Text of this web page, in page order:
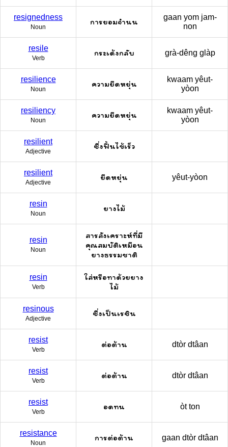
resignedness
Noun
การยอมจำนน
gaan yom jam-
non
resile
Verb
กระเด้งกลับ grà-dêng glàp
resilience
Noun
ความยืดหยุ่น
kwaam yêut-
yòon
resiliency
Noun
ความยืดหยุ่น
kwaam yêut-
yòon
resilient
Adjective
ซึ่งฟื้นไข้เร็ว
resilient
Adjective
ยืดหยุ่น yêut-yòon
resin
Noun
ยางไม้
resin
Noun
สารสังเคราะห์ที่มี
คุณสมบัติเหมือน
ยางธรรมชาติ
resin
Verb
ใส่หรือทาด้วยยาง
ไม้
resinous
Adjective
ซึ่งเป็นเรซิน
resist
Verb
ต่อต้าน dtòr dtâan
resist
Verb
ต่อต้าน dtòr dtâan
resist
Verb
อดทน òt ton
resistance
Noun
การต่อต้าน gaan dtòr dtâan